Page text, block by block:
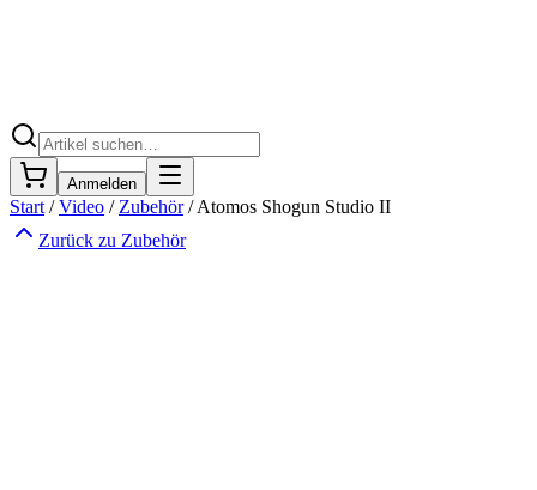
Anmelden
Start /Video / Zubehör/Atomos Shogun Studio II
Zurück zu Zubehör